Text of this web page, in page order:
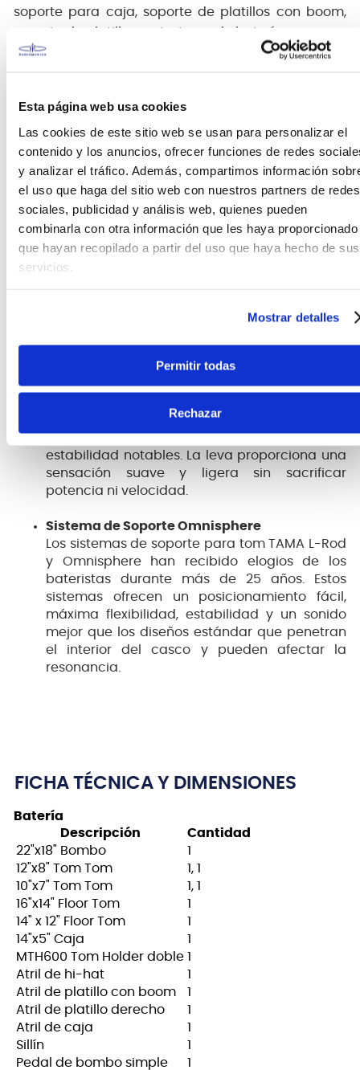
Esta página web usa cookies
Las cookies de este sitio web se usan para personalizar el
contenido y los anuncios, ofrecer funciones de redes
y analizar el tráfico. Además, compartimos información
el uso que haga del sitio web con nuestros partners de redes
sociales, publicidad y análisis web, quienes pueden
combinarla con otra información que les haya proporcionado
que hayan recopilado a partir del uso que haya hecho de sus
servicios.
Mostrar detalles
Permitir todas
Rechazar
soporte para caja, soporte de platillos con boom,
soporte de platillos recto, trono de batería.
TT/BD/SD: 8 mm, 6 capas
cascos de tambor desde hace más de 50
años. Ofrece un tono pleno y cálido
combinado con un ataque medio.
Bordes precisos de Tama
El borde de apoyo de un tambor es uno de los
componentes más importantes del sonido.
Nuestro avanzado proceso de corte de bordes
suenen abierta y completamente, y brinden
sintonización, sensibilidad y respuesta.
Pedal Iron Cobra 200
los mismos principios de diseño que la serie
Iron Cobra 900 y ofrece un rendimiento y una
estabilidad notables. La leva proporciona una
sensación suave y ligera sin sacrificar
potencia ni velocidad.
Sistema de Soporte Omnisphere
Los sistemas de soporte para tom TAMA L-Rod
y Omnisphere han recibido elogios de los
bateristas durante más de 25 años. Estos
sistemas ofrecen un posicionamiento fácil,
máxima flexibilidad, estabilidad y un sonido
mejor que los diseños estándar que penetran
el interior del casco y pueden afectar la
resonancia.
FICHA TÉCNICA Y DIMENSIONES
Batería
Descripción
Cantidad
22"x18" Bombo
1
12"x8" Tom Tom
1, 1
10"x7" Tom Tom
1, 1
16"x14" Floor Tom
1
14" x 12" Floor Tom
1
14"x5" Caja
1
MTH600 Tom Holder doble 1
Atril de hi-hat
1
Atril de platillo con boom
1
Atril de platillo derecho
1
Atril de caja
1
Sillín
1
Pedal de bombo simple
1